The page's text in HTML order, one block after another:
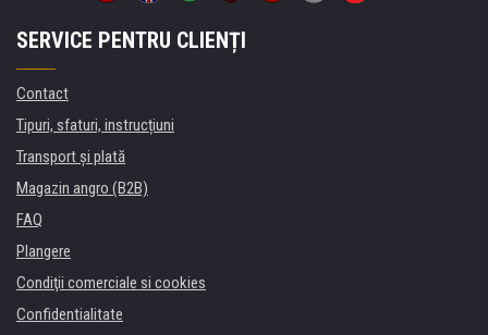
SERVICE PENTRU CLIENȚI
Contact
Tipuri, sfaturi, instrucțiuni
Transport şi plată
Magazin angro (B2B)
FAQ
Plangere
Condiţii comerciale si cookies
Confidentialitate